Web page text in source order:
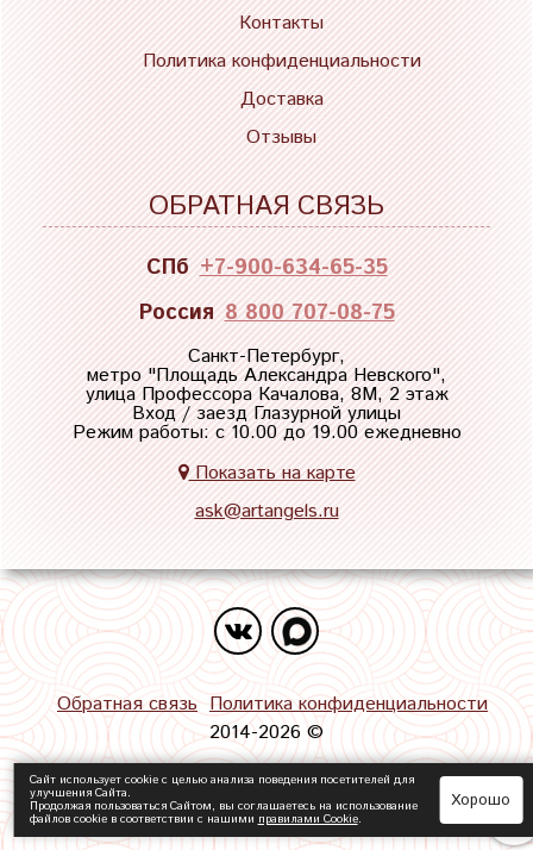
Контакты
Политика конфиденциальности
Доставка
Отзывы
ОБРАТНАЯ СВЯЗЬ
СПб +7-900-634-65-35
Россия 8 800 707-08-75
Санкт-Петербург,
метро "Площадь Александра Невского",
улица Профессора Качалова, 8М, 2 этаж
Вход / заезд Глазурной улицы
Режим работы: с 10.00 до 19.00 ежедневно
Показать на карте
ask@artangels.ru
Обратная связь Политика конфиденциальности
2014-2026 ©
Сайт использует cookie с целью анализа поведения посетителей для
улучшения Сайта.
Продолжая пользоваться Сайтом, вы соглашаетесь на использование
файлов cookie в соответствии с нашими правилами Сookie.
Хорошо